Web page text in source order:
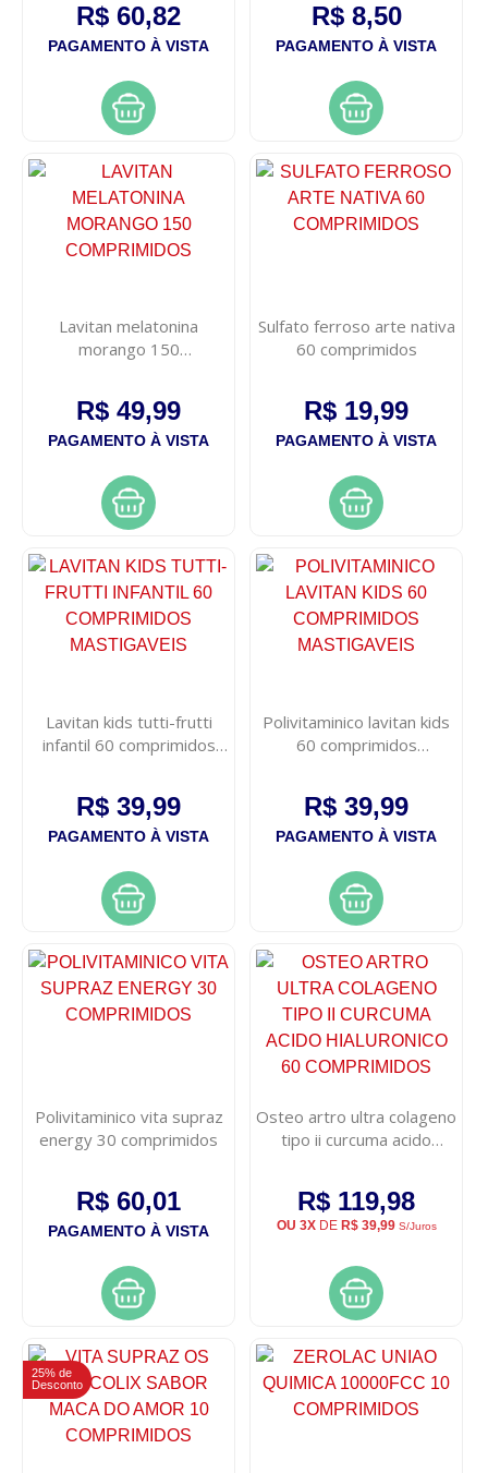
R$ 60,82
PAGAMENTO À VISTA
R$ 8,50
PAGAMENTO À VISTA
Lavitan melatonina
morango 150
R$ 49,99
PAGAMENTO À VISTA
Sulfato ferroso arte nativa
60 comprimidos
R$ 19,99
PAGAMENTO À VISTA
Lavitan kids tutti-frutti
infantil 60 comprimidos
R$ 39,99
PAGAMENTO À VISTA
Polivitaminico lavitan kids
60 comprimidos
R$ 39,99
PAGAMENTO À VISTA
Polivitaminico vita supraz
energy 30 comprimidos
R$ 60,01
PAGAMENTO À VISTA
Osteo artro ultra colageno
tipo ii curcuma acido
R$ 119,98
OU 3XDE R$ 39,99S/Juros
25% de
Desconto